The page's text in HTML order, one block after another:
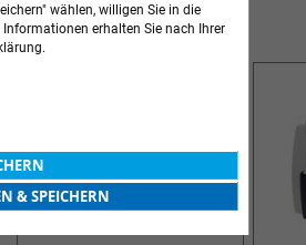
ABSAUGGERÄTE
wählen, willigen Sie in die
erhalten Sie nach Ihrer
& SPEICHERN